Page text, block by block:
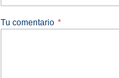
Tu comentario *